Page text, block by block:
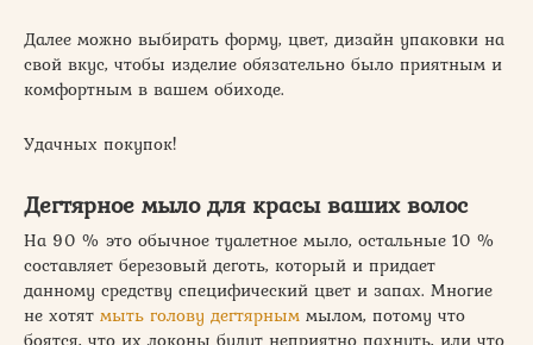
Далее можно выбирать форму, цвет, дизайн упаковки на
свой вкус, чтобы изделие обязательно было приятным и
комфортным в вашем обиходе.
Удачных покупок!
Дегтярное мыло для красы ваших волос
На 90 % это обычное туалетное мыло, остальные 10 %
составляет березовый деготь, который и придает
данному средству специфический цвет и запах. Многие
не хотят мыть голову дегтярным мылом, потому что